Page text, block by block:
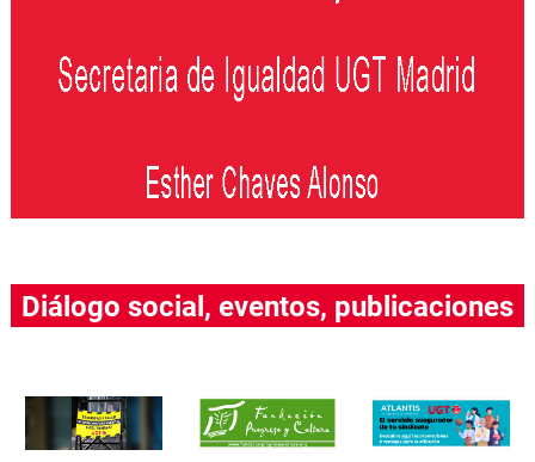
Diálogo social, eventos, publicaciones